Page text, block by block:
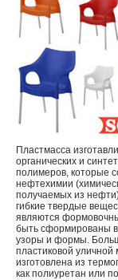
Пластмасса
органических и
полимеров, которые
нефтехимии
получаемых из
гибкие твердые
являются
быть сформированы
узоры и формы.
пластиковой уличной
изготовлена ​​из
как полиуретан или